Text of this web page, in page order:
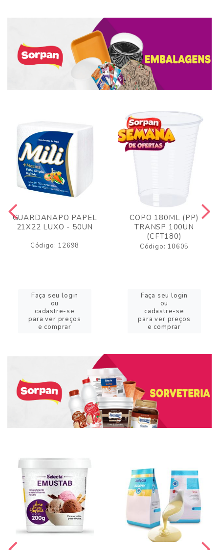
GUARDANAPO PAPEL
21X22 LUXO - 50UN
Código: 12698
Faça seu login
ou
cadastre-se
para ver preços
e comprar
COPO 180ML (PP)
TRANSP 100UN
(CFT180)
Código: 10605
Faça seu login
ou
cadastre-se
para ver preços
e comprar